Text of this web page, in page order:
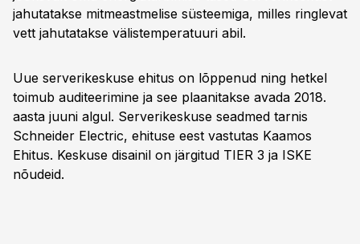
jahutatakse mitmeastmelise süsteemiga, milles ringlevat
vett jahutatakse välistemperatuuri abil.
Uue serverikeskuse ehitus on lõppenud ning hetkel
toimub auditeerimine ja see plaanitakse avada 2018.
aasta juuni algul. Serverikeskuse seadmed tarnis
Schneider Electric, ehituse eest vastutas Kaamos
Ehitus. Keskuse disainil on järgitud TIER 3 ja ISKE
nõudeid.